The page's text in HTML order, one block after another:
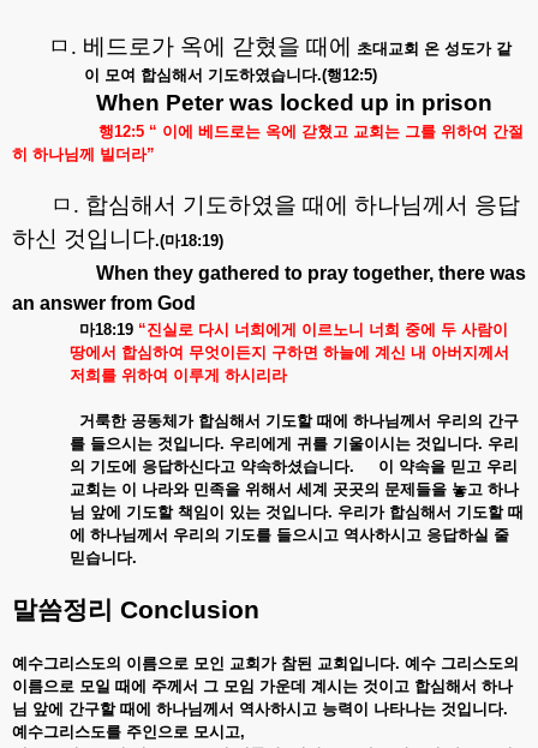
ㅁ . 베드로가 옥에 갇혔을 때에 초대교회 온 성도가 같
이
모여 합심해서 기도하였습니다.(행12:5)
When Peter was locked up in prison
행12:5 “ 이에 베드로는 옥에 갇혔고 교회는 그를 위하여 간절
히 하나님께 빌더라”
ㅁ . 합심해서 기도하였을 때에 하나님께서 응답
하신 것입니다.(마18:19)
When they gathered to pray together, there was
an answer from God
마18:19 “진실로 다시 너희에게 이르노니 너희 중에 두 사람이
땅에서 합심하여 무엇이든지 구하면 하늘에 계신 내 아버지께서
저희를 위하여 이루게 하시리라
거룩한 공동체가 합심해서 기도할 때에 하나님께서 우리의 간구
를 들으시는 것입니다. 우리에게 귀를 기울이시는 것입니다. 우리
의 기도에 응답하신다고 약속하셨습니다. 이 약속을 믿고 우리
교회는 이 나라와 민족을 위해서 세계 곳곳의 문제들을 놓고 하나
님 앞에 기도할 책임이 있는 것입니다. 우리가 합심해서 기도할 때
에 하나님께서 우리의 기도를 들으시고 역사하시고 응답하실 줄
믿습니다.
말씀정리 Conclusion
예수그리스도의 이름으로 모인 교회가 참된 교회입니다. 예수 그리스도의
이름으로 모일 때에 주께서 그 모임 가운데 계시는 것이고 합심해서 하나
님 앞에 간구할 때에 하나님께서 역사하시고 능력이 나타나는 것입니다.
예수그리스도를 주인으로 모시고,